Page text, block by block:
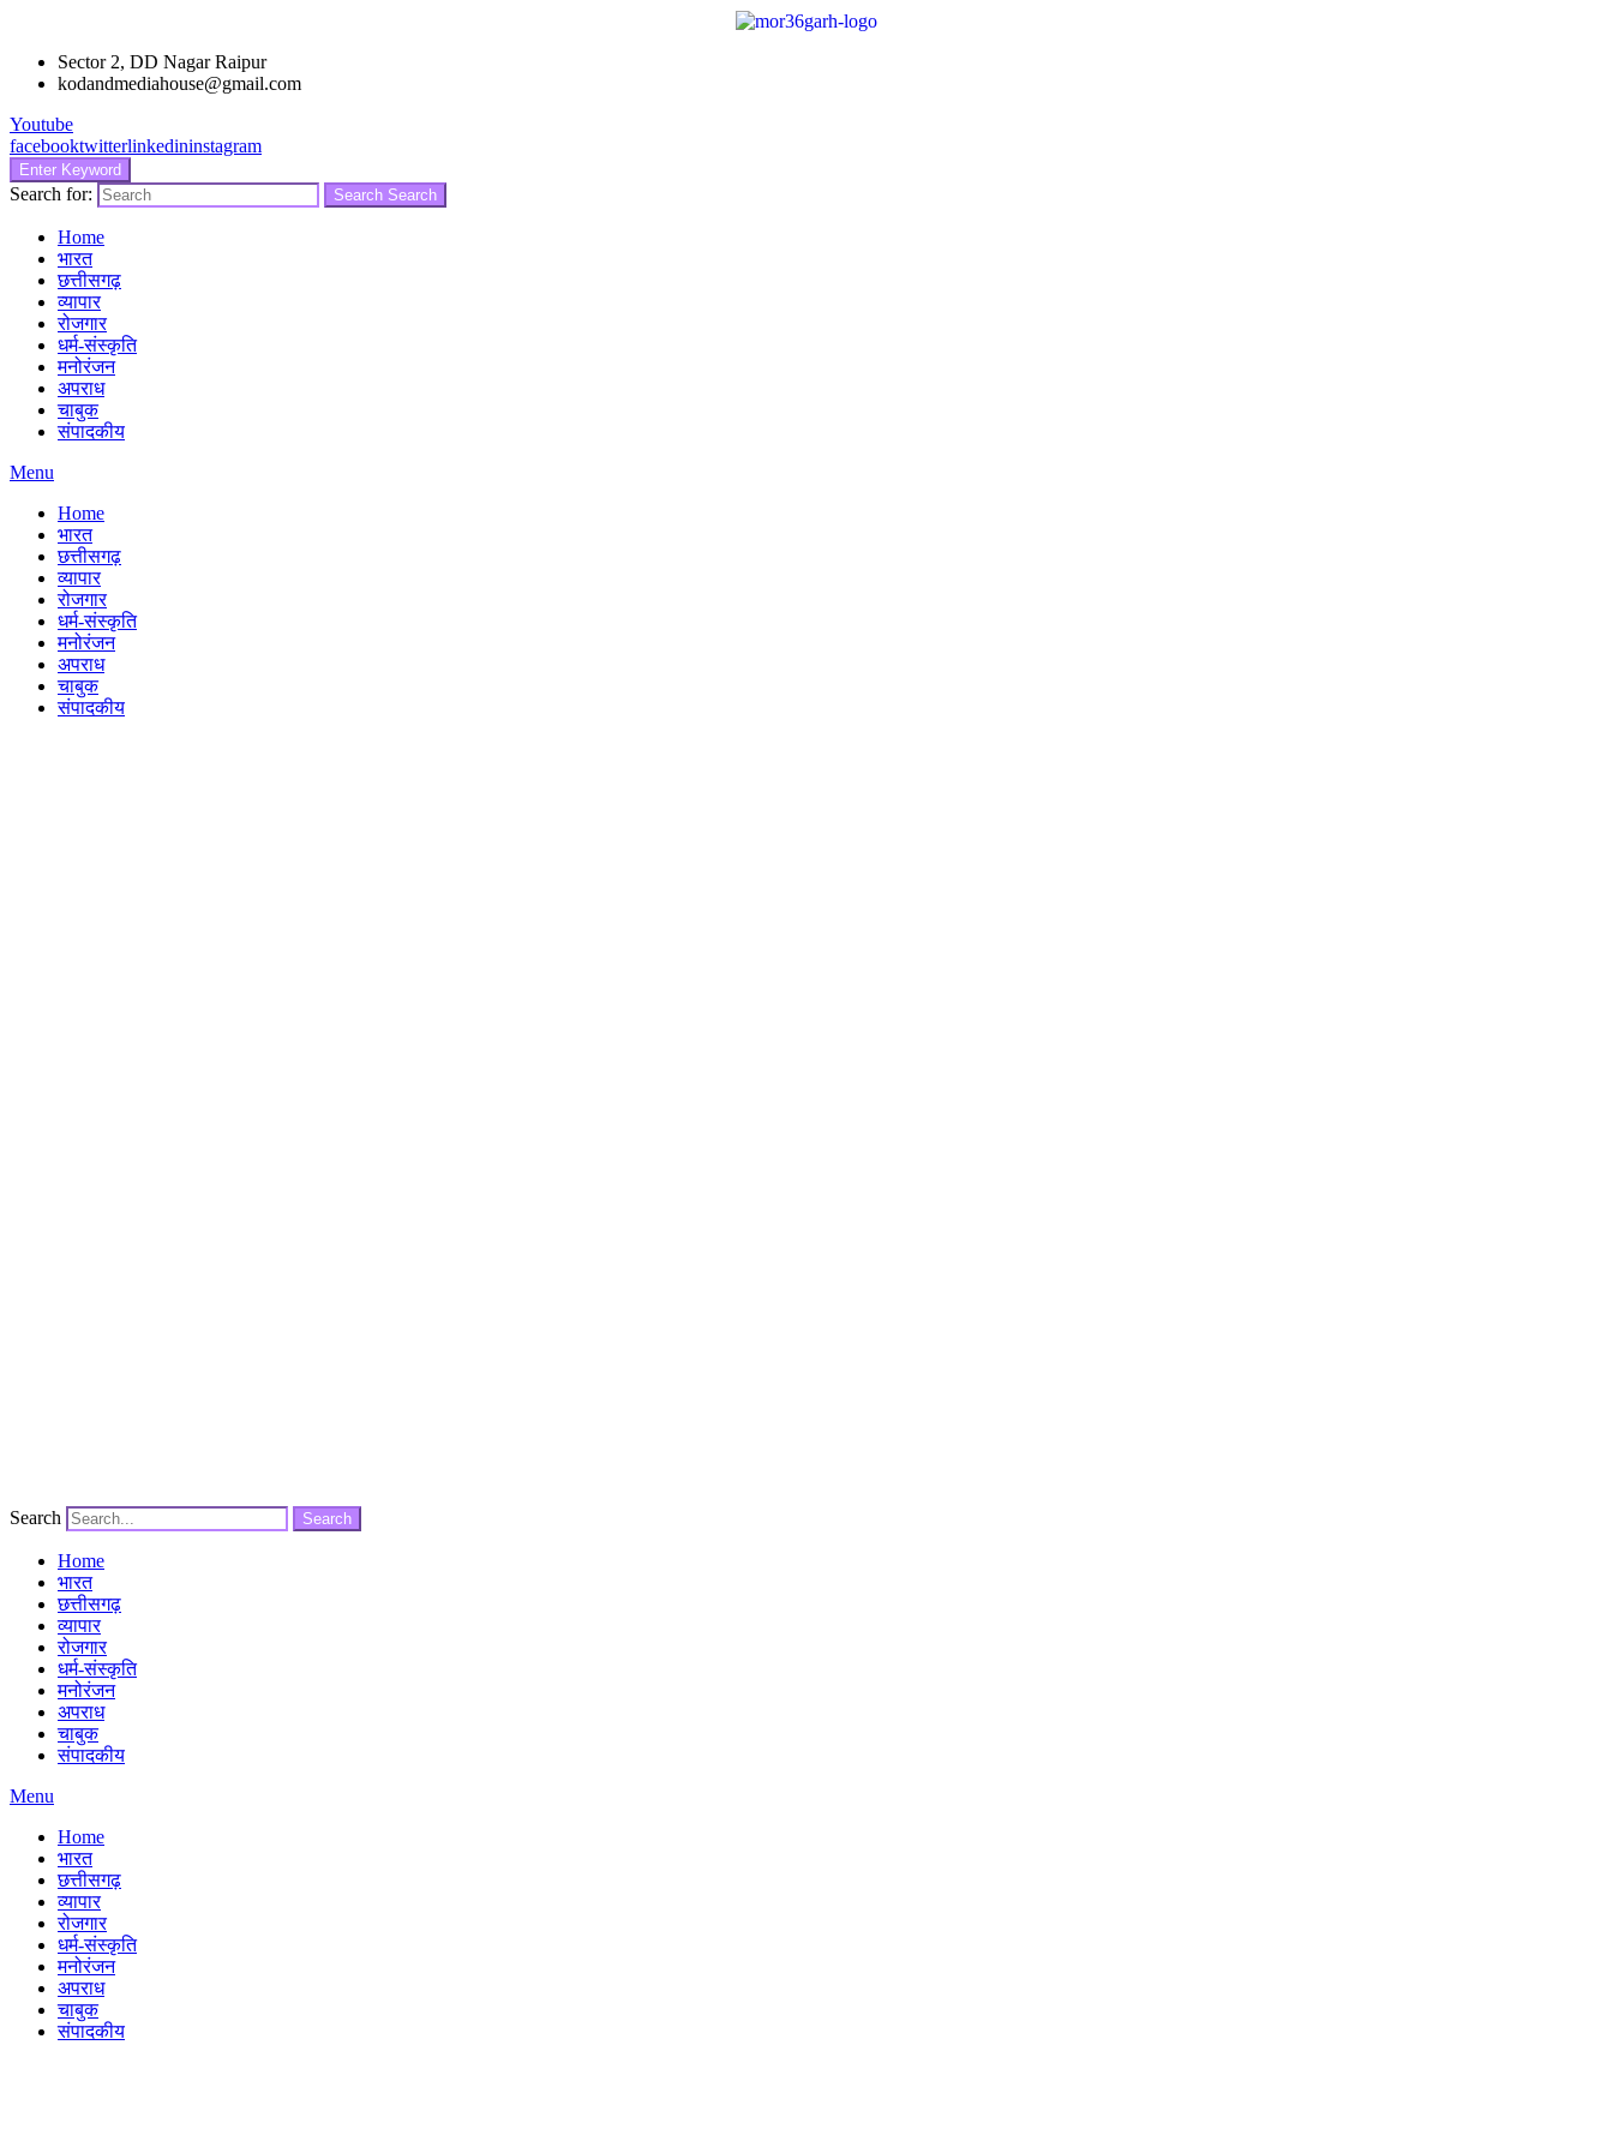
Sector 2, DD Nagar Raipur
kodandmediahouse@gmail.com
Youtube
facebooktwitterlinkedininstagram
Enter Keyword
Search for: Search Search
Home
भारत
छत्तीसगढ़
व्यापार
रोजगार
धर्म-संस्कृति
मनोरंजन
अपराध
चाबुक
संपादकीय
Menu
Home
भारत
छत्तीसगढ़
व्यापार
रोजगार
धर्म-संस्कृति
मनोरंजन
अपराध
चाबुक
संपादकीय
Search Search
Home
भारत
छत्तीसगढ़
व्यापार
रोजगार
धर्म-संस्कृति
मनोरंजन
अपराध
चाबुक
संपादकीय
Menu
Home
भारत
छत्तीसगढ़
व्यापार
रोजगार
धर्म-संस्कृति
मनोरंजन
अपराध
चाबुक
संपादकीय